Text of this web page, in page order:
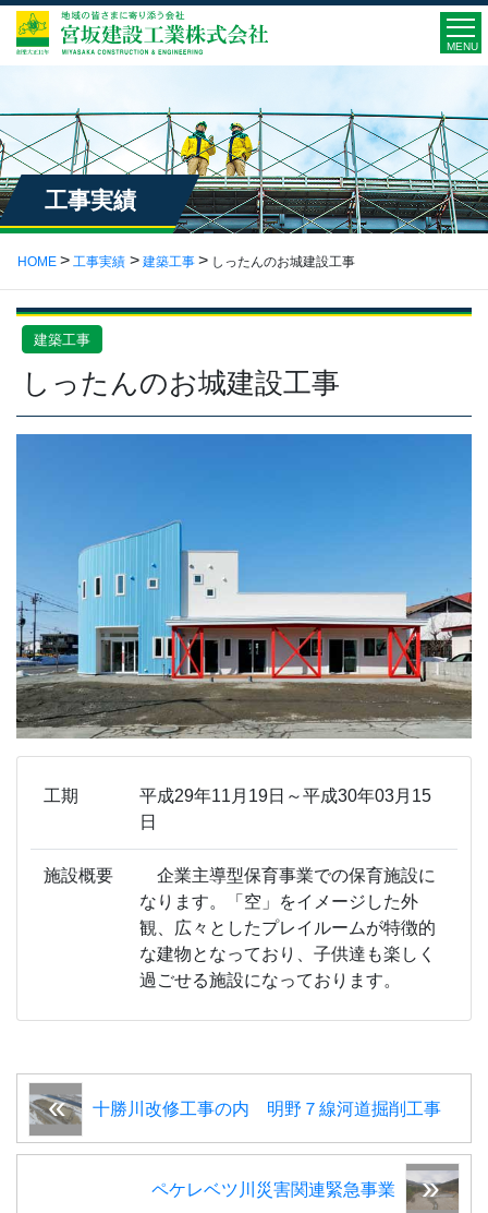
MENU
工事実績
HOME 工事実績 建築工事 しったんのお城建設工事
建築工事
しったんのお城建設工事
工期
平成29年11月19日～平成30年03月15
日
施設概要
企業主導型保育事業での保育施設に
なります。「空」をイメージした外
観、広々としたプレイルームが特徴的
な建物となっており、子供達も楽しく
過ごせる施設になっております。
十勝川改修工事の内 明野７線河道掘削工事
ペケレベツ川災害関連緊急事業